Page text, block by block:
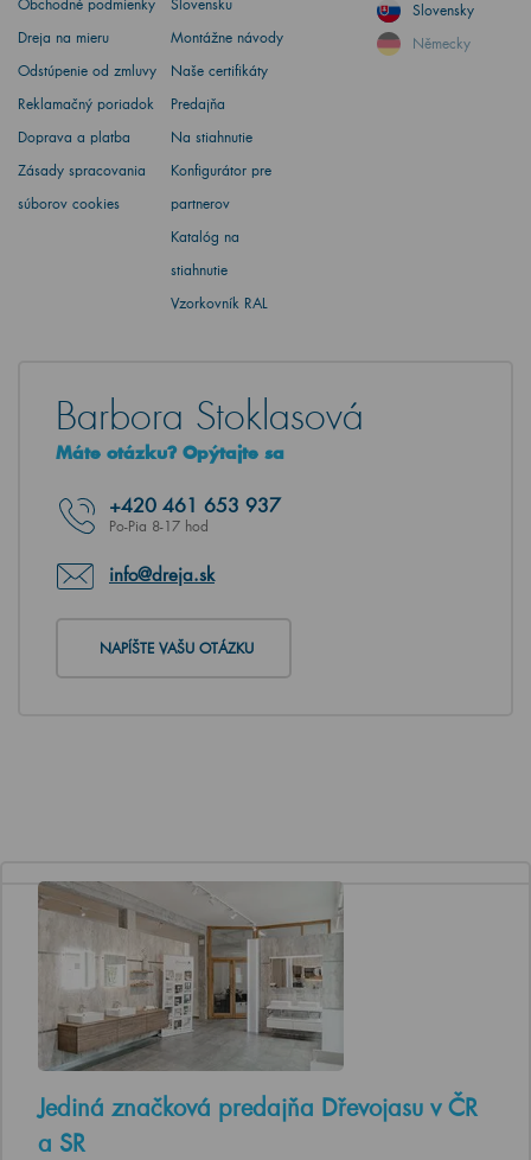
Obchodné podmienky
Dreja na mieru
Odstúpenie od zmluvy
Reklamačný poriadok
Doprava a platba
Zásady spracovania
súborov cookies
Slovensku
Montážne návody
Naše certifikáty
Predajňa
Na stiahnutie
Konfigurátor pre
partnerov
Katalóg na
stiahnutie
Vzorkovník RAL
Slovensky
Německy
Barbora Stoklasová
Máte otázku? Opýtajte sa
+420 461 653 937
Po-Pia 8-17 hod
info@dreja.sk
NAPÍŠTE VAŠU OTÁZKU
Jediná značková predajňa Dřevojasu v ČR
a SR